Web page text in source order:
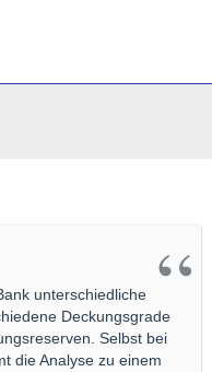
unterschiedliche
Deckungsgrade
Selbst bei
die Analyse zu einem